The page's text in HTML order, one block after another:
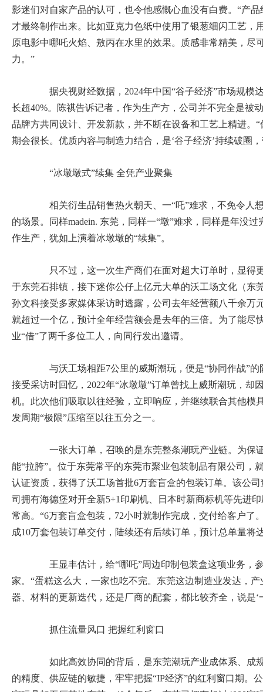
影迷们对自家产品的认可，也令他感慨心血没有白费。“产
才最终制作出来。比如亚克力色纸中使用了银葱细闪工艺，
原电影中哪吒火焰、敖丙在水里的效果。质感非常精美，尽
力。”
据央视财经数据，2024年中国“谷子经济”市场规模
长超40%。陈祺告诉记者，作为生产方，公司并不完全是被
品牌方共同设计、开发新款，并不断在设备和工艺上精进。
期会很长。优质内容与制造力结合，是‘谷子经济’持续破圈
“冰墩墩式”续集 全凭产业聚集
相关衍生品销售热火朝天、一“吒”难求，不免令人
的场景。同样madein. 东莞，同样一“墩”难求，同样是年没
作生产，犹如上演着冰墩墩的“续集”。
只不过，这一次生产商们在面对超大订单时，显得
于东莞石排镇，接下迷你公仔上亿元大单的沃工场文化（东
孙文科接受多家媒体采访时透露，公司去年经营额八千余万
就超过一个亿，预计全年经营额会是去年的三倍。为了能尽
业“借”了两千多位工人，向同行发出邀请。
与沃工场相距7公里的威斯潮玩，便是“协同作战”的
接受采访时回忆，2022年“冰墩墩”订单曾找上威斯潮玩，却
机。此次他们吸取以往经验，立即响应，并继续联合其他模
发周期“极限”压缩至以往五分之一。
一张大订单，召唤的是东莞整条潮玩产业链。为保
能“拉胯”。位于东莞常平的东莞市聚业包装制品有限公司，
认证资质，获得了沃工场首批6万套盲盒的包装订单。该公
司拥有海德堡对开全新5+1印刷机、日本时新商标机等先进
常高。“6万套盲盒包装，72小时就制作完成，交付给客户了
成10万套包装订单交付，陆续还有后续订单，预计总单量将
王显丰估计，给“哪吒”周边印制包装盒这项业务，
家。“蛋糕这么大，一家也吃不完。东莞这边制造业发达，
器、材料的更新迭代，还是厂商的配套，都比较齐全，说是‘
抓住流量风口 把握红利窗口
如此高效协同的背后，是东莞潮玩产业成体系、成
的精度、供应链的敏捷，牢牢把握“IP经济”的红利窗口期。